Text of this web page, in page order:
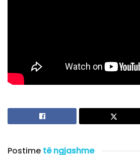
Postime të ngjashme